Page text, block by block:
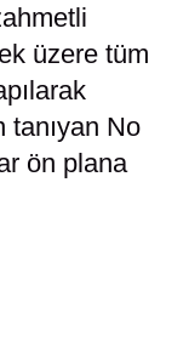
üzere tüm
tanıyan No
ön plana